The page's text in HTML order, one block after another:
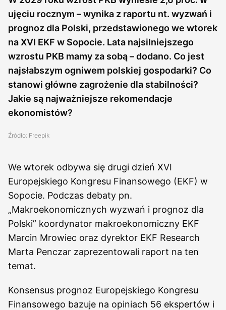
ujęciu rocznym – wynika z raportu nt. wyzwań i
prognoz dla Polski, przedstawionego we wtorek
na XVI EKF w Sopocie. Lata najsilniejszego
wzrostu PKB mamy za sobą – dodano. Co jest
najsłabszym ogniwem polskiej gospodarki? Co
stanowi główne zagrożenie dla stabilności?
Jakie są najważniejsze rekomendacje
ekonomistów?
Źródło: Freepik
We wtorek odbywa się drugi dzień XVI
Europejskiego Kongresu Finansowego (EKF) w
Sopocie. Podczas debaty pn.
„Makroekonomicznych wyzwań i prognoz dla
Polski” koordynator makroekonomiczny EKF
Marcin Mrowiec oraz dyrektor EKF Research
Marta Penczar zaprezentowali raport na ten
temat.
Konsensus prognoz Europejskiego Kongresu
Finansowego bazuje na opiniach 56 ekspertów i